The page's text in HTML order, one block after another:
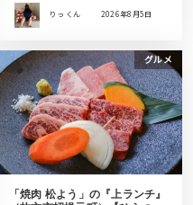
りっ くん 2026年8月5日
グルメ
「焼肉 松よう」の『上ランチ』